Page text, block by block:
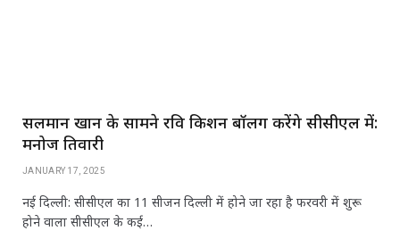
सलमान खान के सामने रवि किशन बॉलिंग करेंगे सीसीएल में:
मनोज तिवारी
JANUARY 17, 2025
नई दिल्ली: सीसीएल का 11 सीजन दिल्ली में होने जा रहा है फरवरी में शुरू
होने वाला सीसीएल के कई…